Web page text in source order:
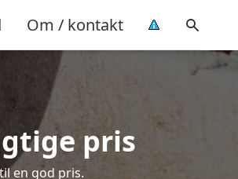
Om / kontakt
pris
en god pris.